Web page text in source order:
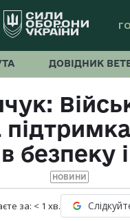
ДОВІДНИК
в безпеку
НОВИНИ
за: < 1 хв.